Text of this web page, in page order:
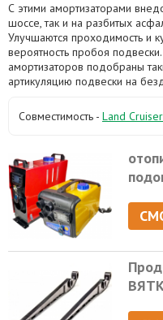
С этими амортизаторами
шоссе, так и на разбитых
Улучшаются проходимость и
вероятность пробоя
амортизаторов подобраны
артикуляцию подвески на
Совместимость - Land